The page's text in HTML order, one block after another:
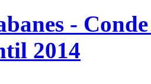
-
2014